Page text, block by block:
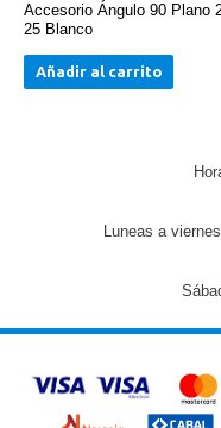
Accesorio Ángulo 90 Plano
25 Blanco
Añadir al carrito
Luneas a